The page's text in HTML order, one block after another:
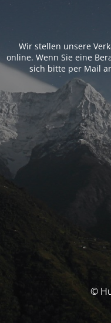
Wir stellen unsere
online. Wenn Sie eine
sich bitte per Mail
©